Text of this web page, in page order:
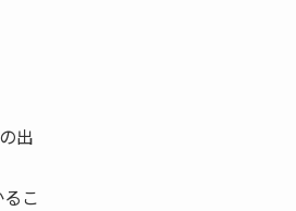
出
こ